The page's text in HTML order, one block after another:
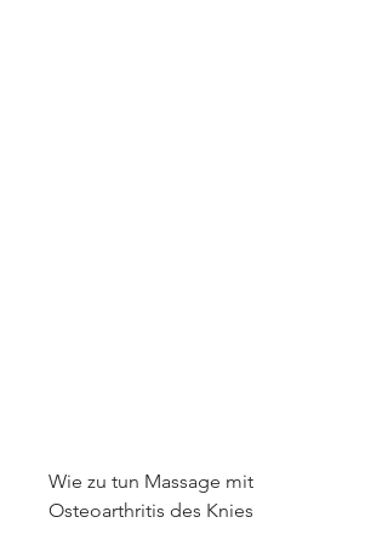
Wie zu tun Massage mit
Osteoarthritis des Knies